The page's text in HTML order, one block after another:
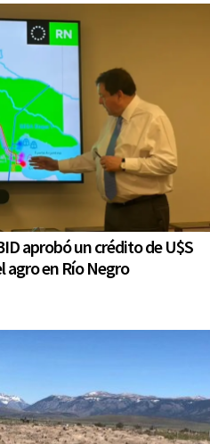
aprobó un crédito de U$S
agro en Río Negro